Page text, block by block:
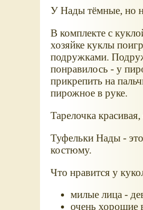
У Нады тёмные, но
В комплекте с
хозяйке куклы
подружками.
понравилось - у
прикрепить на
пирожное в руке.
Тарелочка
Туфельки Нады -
костюму.
Что нравится у
милые лица -
очень хорошие